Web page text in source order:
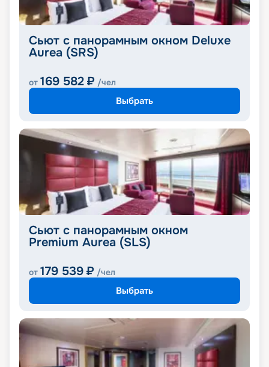
Сьют с панорамным окном Deluxe
Aurea (SRS)
от 169 582 ₽ /чел
Выбрать
Сьют с панорамным окном
Premium Aurea (SLS)
от 179 539 ₽ /чел
Выбрать